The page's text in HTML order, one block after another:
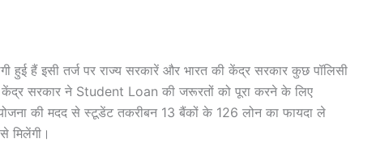
हुई हैं इसी तर्ज पर राज्य सरकारें और भारत की केंद्र सरकार कुछ पॉलिसी
केंद्र सरकार ने Student Loan की जरूरतों को पूरा करने के लिए
योजना की मदद से स्टूडेंट तकरीबन 13 बैंकों के 126 लोन का फायदा ले
मिलेंगी।